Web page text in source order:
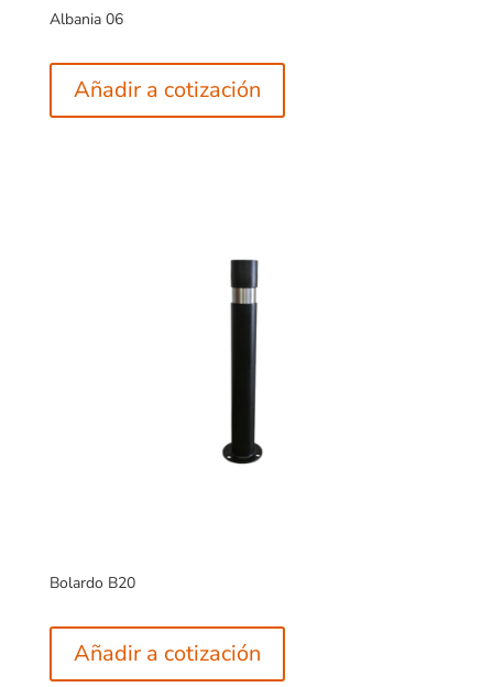
Albania 06
Añadir a cotización
Bolardo B20
Añadir a cotización